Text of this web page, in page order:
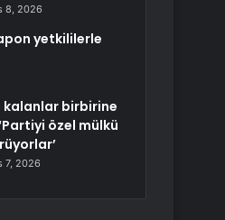
8, 2026
yetkililerle
kalanlar birbirine
özel mülkü
7, 2026